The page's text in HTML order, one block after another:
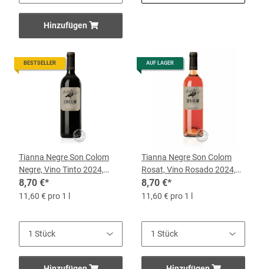
Hinzufügen
BESTSELLER
Tianna Negre Son Colom
Negre, Vino Tinto 2024,
0,75-l-Flasche
8,70 €*
11,60 € pro 1 l
AUF LAGER
Tianna Negre Son Colom
Rosat, Vino Rosado 2024,
0,75-l-Flasche
8,70 €*
11,60 € pro 1 l